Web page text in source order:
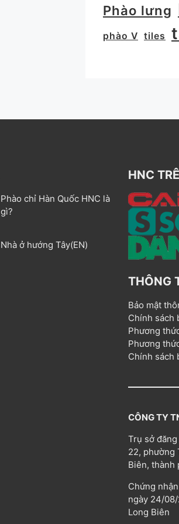
Phào lưng
phào V tiles
Phào chỉ Hàn Quốc HNC là
gì?
Nhà ở hướng Tây(EN)
HNC
THÔNG
Bảo mật
Chính sách
Phương
Phương
Chính sách
CÔNG TY
Trụ sở
22, phường
Biên, thành
Chứng
ngày 24/
Long Biên